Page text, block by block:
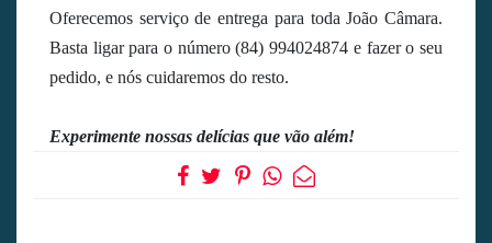
Oferecemos serviço de entrega para toda João Câmara.
Basta ligar para o número (84) 994024874 e fazer o seu
pedido, e nós cuidaremos do resto.
Experimente nossas delícias que vão além!